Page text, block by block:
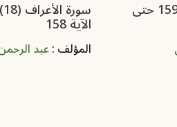
سورة الأعراف (19) تفسير من الآية 159 حتى
الآية 158
المؤلف :عبد